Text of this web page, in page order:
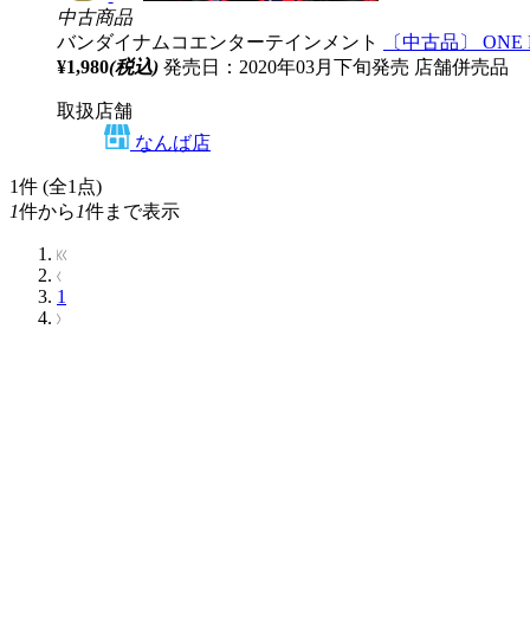
中古商品
バンダイナムコエンターテインメント
〔中古品〕
¥1,980(税込) 発売日：2020年03月下旬発売 店舗併売品
取扱店舗
なんば店
1件 (全1点)
1件から 1件まで表示
1